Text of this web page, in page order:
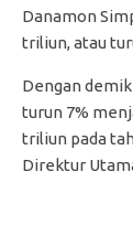
Danamon
triliun, atau
Dengan
turun 7%
triliun pada
Direktur